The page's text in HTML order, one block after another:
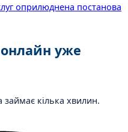
оприлюднена постанова
уже
займає кілька хвилин.